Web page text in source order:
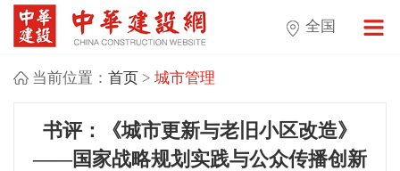
全国
当前位置： 首页> 城市管理
书评：《城市更新与老旧小区改造》
——国家战略规划实践与公众传播创新